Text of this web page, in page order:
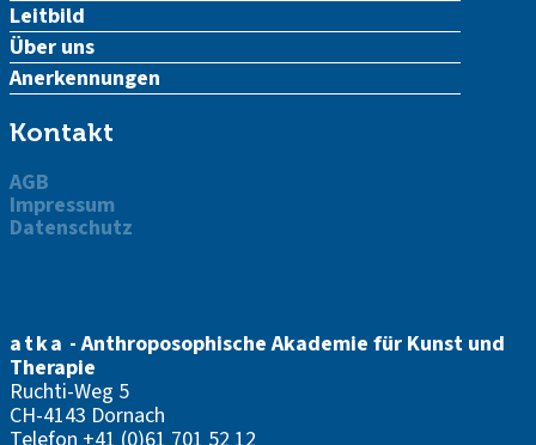
Leitbild
Über uns
Anerkennungen
Kontakt
AGB
Impressum
Datenschutz
atka - Anthroposophische Akademie für Kunst und
Therapie
Ruchti-Weg 5
CH-4143 Dornach